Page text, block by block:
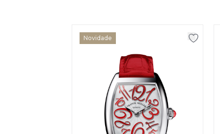
Novidade